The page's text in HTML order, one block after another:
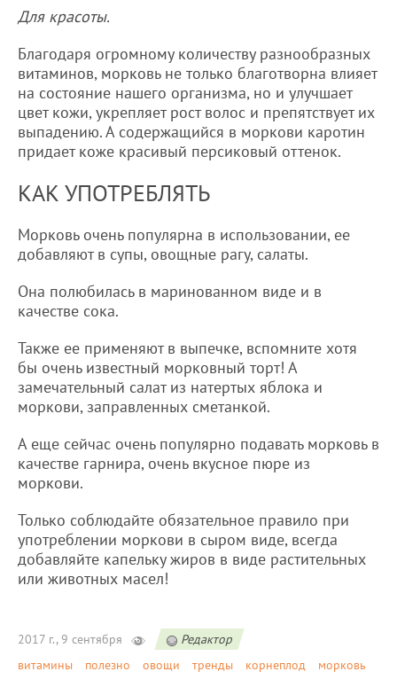
Для красоты.
Благодаря огромному количеству разнообразных
витаминов, морковь не только благотворна влияет
на состояние нашего организма, но и улучшает
цвет кожи, укрепляет рост волос и препятствует их
выпадению. А содержащийся в моркови каротин
придает коже красивый персиковый оттенок.
КАК УПОТРЕБЛЯТЬ
Морковь очень популярна в использовании, ее
добавляют в супы, овощные рагу, салаты.
Она полюбилась в маринованном виде и в
качестве сока.
Также ее применяют в выпечке, вспомните хотя
бы очень известный морковный торт! А
замечательный салат из натертых яблока и
моркови, заправленных сметанкой.
А еще сейчас очень популярно подавать морковь в
качестве гарнира, очень вкусное пюре из
моркови.
Только соблюдайте обязательное правило при
употреблении моркови в сыром виде, всегда
добавляйте капельку жиров в виде растительных
или животных масел!
2017 г., 9 сентября
Редактор
витамины
полезно овощи тренды корнеплод морковь